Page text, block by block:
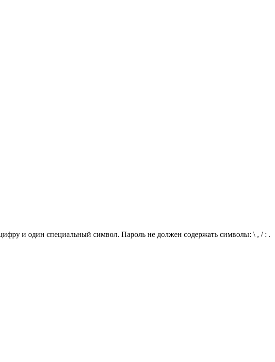
и один специальный символ. Пароль не должен содержать символы: \ , / : .